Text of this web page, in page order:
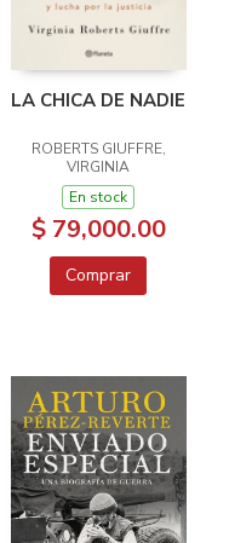
LA CHICA DE NADIE
ROBERTS GIUFFRE,
VIRGINIA
En stock
$ 79,000.00
Comprar